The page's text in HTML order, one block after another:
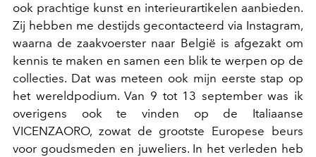
ook prachtige kunst en interieurartikelen aanbieden.
Zij hebben me destijds gecontacteerd via Instagram,
waarna de zaakvoerster naar België is afgezakt om
kennis te maken en samen een blik te werpen op de
collecties. Dat was meteen ook mijn eerste stap op
het wereldpodium. Van 9 tot 13 september was ik
overigens ook te vinden op de Italiaanse
VICENZAORO, zowat de grootste Europese beurs
voor goudsmeden en juweliers. In het verleden heb